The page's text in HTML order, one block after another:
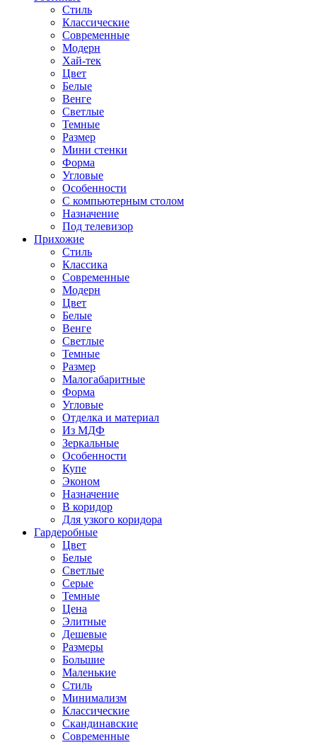
Стиль
Классические
Современные
Модерн
Хай-тек
Цвет
Белые
Венге
Светлые
Темные
Размер
Мини стенки
Форма
Угловые
Особенности
С компьютерным столом
Назначение
Под телевизор
Прихожие
Стиль
Классика
Современные
Модерн
Цвет
Белые
Венге
Светлые
Темные
Размер
Малогабаритные
Форма
Угловые
Отделка и материал
Из МДФ
Зеркальные
Особенности
Купе
Эконом
Назначение
В коридор
Для узкого коридора
Гардеробные
Цвет
Белые
Светлые
Серые
Темные
Цена
Элитные
Дешевые
Размеры
Большие
Маленькие
Стиль
Минимализм
Классические
Скандинавские
Современные